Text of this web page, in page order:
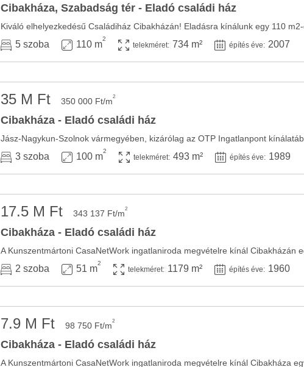
Cibakháza, Szabadság tér - Eladó családi ház
5 szoba 110 m
2
telekméret: 734 m² építés éve: 2007
35 M Ft 350 000 Ft/m2
Cibakháza - Eladó családi ház
3 szoba 100 m
2
telekméret: 493 m² építés éve: 1989
17.5 M Ft 343 137 Ft/m2
Cibakháza - Eladó családi ház
2 szoba 51 m
2
telekméret: 1179 m² építés éve: 1960
7.9 M Ft 98 750 Ft/m2
Cibakháza - Eladó családi ház